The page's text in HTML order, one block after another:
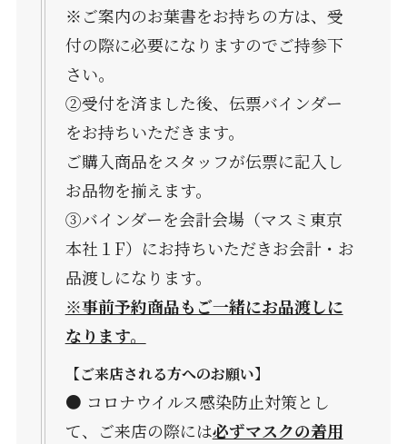
※ご案内のお葉書をお持ちの方は、受
付の際に必要になりますのでご持参下
さい。
②受付を済ました後、伝票バインダー
をお持ちいただきます。
ご購入商品をスタッフが伝票に記入し
お品物を揃えます。
③バインダーを会計会場（マスミ東京
本社１F）にお持ちいただきお会計・お
品渡しになります。
※事前予約商品もご一緒にお品渡しに
なります。
【ご来店される方へのお願い】
● コロナウイルス感染防止対策とし
て、ご来店の際には必ずマスクの着用